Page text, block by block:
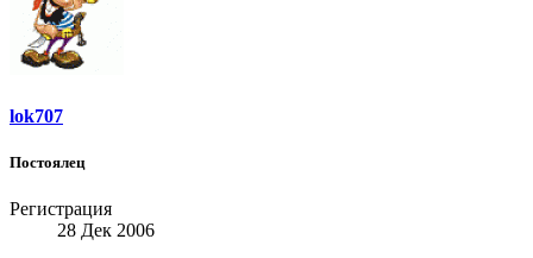
lok707
Постоялец
Регистрация
28 Дек 2006